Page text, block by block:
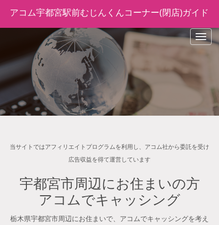
アコム宇都宮駅前むじんくんコーナー(閉店)ガイド
当サイトではアフィリエイトプログラムを利用し、アコム社から委託を受け
広告収益を得て運営しています
宇都宮市周辺にお住まいの方
アコムでキャッシング
栃木県宇都宮市周辺にお住まいで、アコムでキャッシングを考え